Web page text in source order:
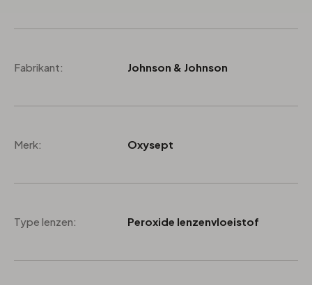
Fabrikant: Johnson & Johnson
Merk: Oxysept
Type lenzen: Peroxide lenzenvloeistof